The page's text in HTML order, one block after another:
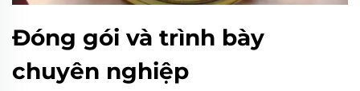
Đóng gói và trình bày
chuyên nghiệp